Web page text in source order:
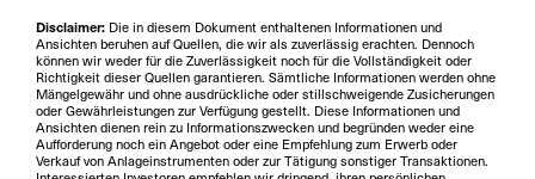
Disclaimer: Die in diesem Dokument enthaltenen Informationen und
Ansichten beruhen auf Quellen, die wir als zuverlässig erachten. Dennoch
können wir weder für die Zuverlässigkeit noch für die Vollständigkeit oder
Richtigkeit dieser Quellen garantieren. Sämtliche Informationen werden ohne
Mängelgewähr und ohne ausdrückliche oder stillschweigende Zusicherungen
oder Gewährleistungen zur Verfügung gestellt. Diese Informationen und
Ansichten dienen rein zu Informationszwecken und begründen weder eine
Aufforderung noch ein Angebot oder eine Empfehlung zum Erwerb oder
Verkauf von Anlageinstrumenten oder zur Tätigung sonstiger Transaktionen.